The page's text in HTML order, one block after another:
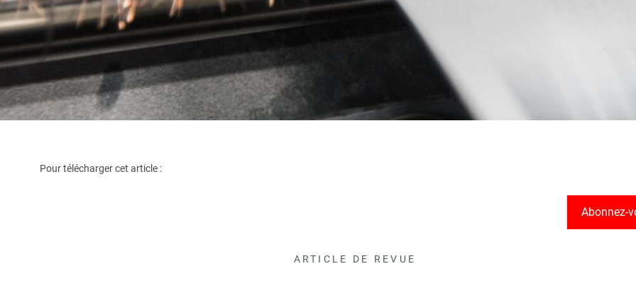
Pour télécharger cet article :
Abonnez-
ARTICLE DE REVUE